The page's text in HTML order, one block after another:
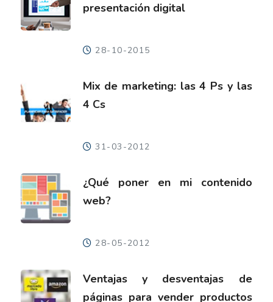
presentación digital
28-10-2015
Mix de marketing: las 4 Ps y las
4 Cs
31-03-2012
¿Qué poner en mi contenido
web?
28-05-2012
Ventajas y desventajas de
páginas para vender productos